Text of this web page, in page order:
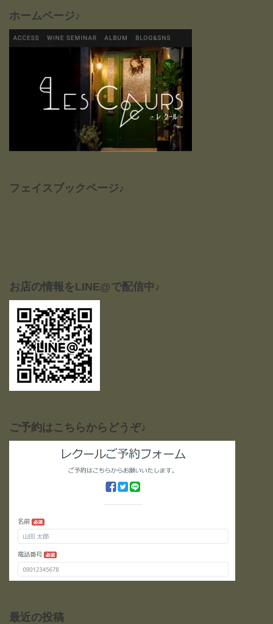
ホームページ♪
フェイスブックページ♪
お店の情報をLINE@で配信中♪
ご予約はこちらからどうぞ♪
最近の投稿